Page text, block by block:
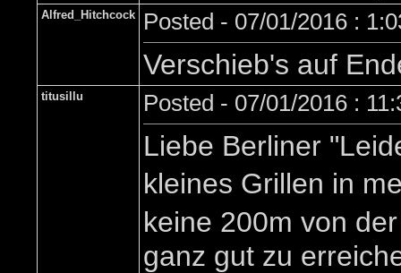
Alfred_Hitchcock Posted - 07/01/2016 :
Verschieb's auf
titusillu Posted - 07/01/2016 :
Liebe Berliner
kleines Grillen in
keine 200m von
ganz gut zu